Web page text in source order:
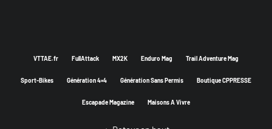
VTTAE.fr FullAttack MX2K Enduro Mag Trail Adventure Mag
Sport-Bikes Génération 4×4 Génération Sans Permis Boutique CPPRESSE
Escapade Magazine Maisons A Vivre